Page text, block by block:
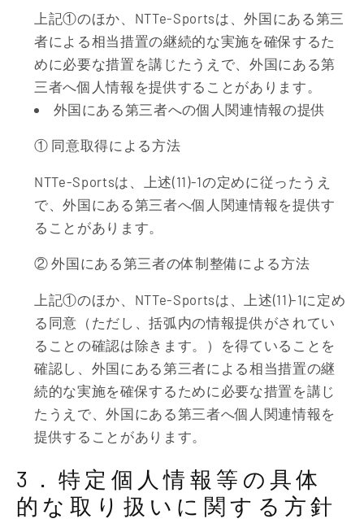
上記①のほか、NTTe-Sportsは、外国にある第三
者による相当措置の継続的な実施を確保するた
めに必要な措置を講じたうえで、外国にある第
三者へ個人情報を提供することがあります。
外国にある第三者への個人関連情報の提供
① 同意取得による方法
NTTe-Sportsは、上述(11)-1の定めに従ったうえ
で、外国にある第三者へ個人関連情報を提供す
ることがあります。
② 外国にある第三者の体制整備による方法
上記①のほか、NTTe-Sportsは、上述(11)-1に定め
る同意（ただし、括弧内の情報提供がされてい
ることの確認は除きます。）を得ていることを
確認し、外国にある第三者による相当措置の継
続的な実施を確保するために必要な措置を講じ
たうえで、外国にある第三者へ個人関連情報を
提供することがあります。
3．特定個人情報等の具体
的な取り扱いに関する方針